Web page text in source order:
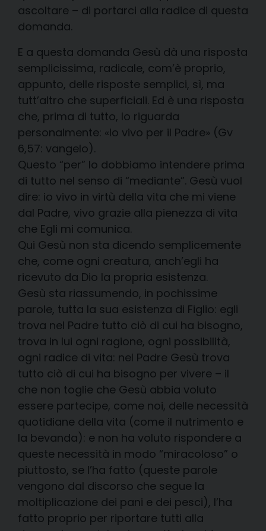
ascoltare – di portarci alla radice di questa
domanda.
E a questa domanda Gesù dà una risposta
semplicissima, radicale, com’è proprio,
appunto, delle risposte semplici, sì, ma
tutt’altro che superficiali. Ed è una risposta
che, prima di tutto, lo riguarda
personalmente: «Io vivo per il Padre» (Gv
6,57: vangelo).
Questo “per” lo dobbiamo intendere prima
di tutto nel senso di “mediante”. Gesù vuol
dire: io vivo in virtù della vita che mi viene
dal Padre, vivo grazie alla pienezza di vita
che Egli mi comunica.
Qui Gesù non sta dicendo semplicemente
che, come ogni creatura, anch’egli ha
ricevuto da Dio la propria esistenza.
Gesù sta riassumendo, in pochissime
parole, tutta la sua esistenza di Figlio: egli
trova nel Padre tutto ciò di cui ha bisogno,
trova in lui ogni ragione, ogni possibilità,
ogni radice di vita: nel Padre Gesù trova
tutto ciò di cui ha bisogno per vivere – il
che non toglie che Gesù abbia voluto
essere partecipe, come noi, delle necessità
quotidiane della vita (come il nutrimento e
la bevanda): e non ha voluto rispondere a
queste necessità in modo “miracoloso” o
piuttosto, se l’ha fatto (queste parole
vengono dal discorso che segue la
moltiplicazione dei pani e dei pesci), l’ha
fatto proprio per riportare tutti alla